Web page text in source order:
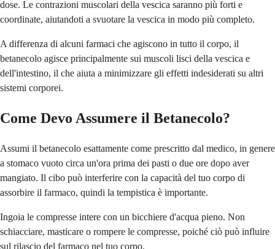
dose. Le contrazioni muscolari della vescica saranno più forti e
coordinate, aiutandoti a svuotare la vescica in modo più completo.
A differenza di alcuni farmaci che agiscono in tutto il corpo, il
betanecolo agisce principalmente sui muscoli lisci della vescica e
dell'intestino, il che aiuta a minimizzare gli effetti indesiderati su altri
sistemi corporei.
Come Devo Assumere il Betanecolo?
Assumi il betanecolo esattamente come prescritto dal medico, in genere
a stomaco vuoto circa un'ora prima dei pasti o due ore dopo aver
mangiato. Il cibo può interferire con la capacità del tuo corpo di
assorbire il farmaco, quindi la tempistica è importante.
Ingoia le compresse intere con un bicchiere d'acqua pieno. Non
schiacciare, masticare o rompere le compresse, poiché ciò può influire
sul rilascio del farmaco nel tuo corpo.